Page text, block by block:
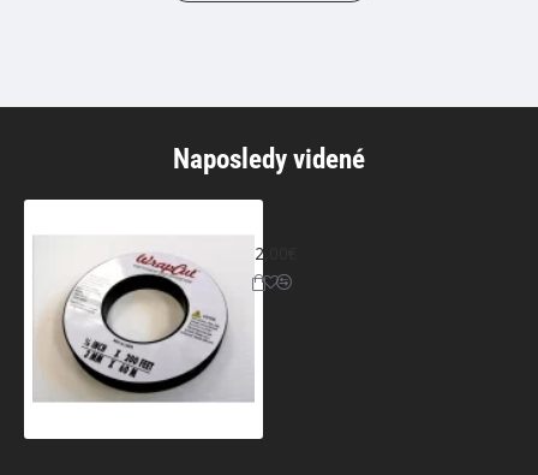
Naposledy videné
2,00€